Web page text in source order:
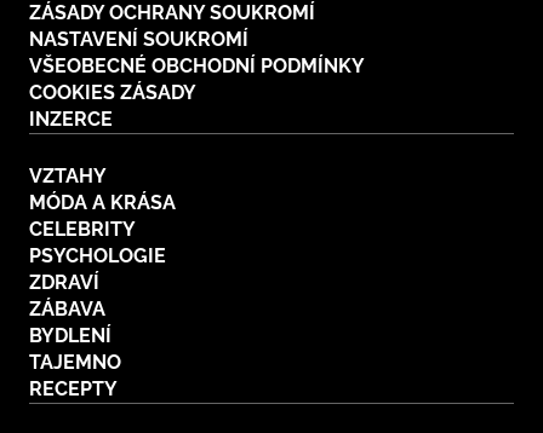
ZÁSADY OCHRANY SOUKROMÍ
NASTAVENÍ SOUKROMÍ
VŠEOBECNÉ OBCHODNÍ PODMÍNKY
COOKIES ZÁSADY
INZERCE
VZTAHY
MÓDA A KRÁSA
CELEBRITY
PSYCHOLOGIE
ZDRAVÍ
ZÁBAVA
BYDLENÍ
TAJEMNO
RECEPTY